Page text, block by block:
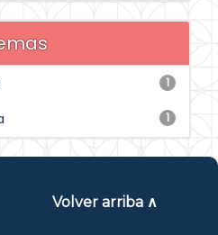
1
1
Volver arriba ∧